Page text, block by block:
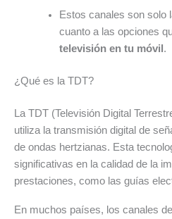
Estos canales son solo
cuanto a las opciones
televisión en tu móvil .
¿Qué es la TDT?
La TDT (Televisión Digital
utiliza la transmisión digital de
de ondas hertzianas. Esta
significativas en la calidad de la
prestaciones, como las guías
En muchos países, los canales